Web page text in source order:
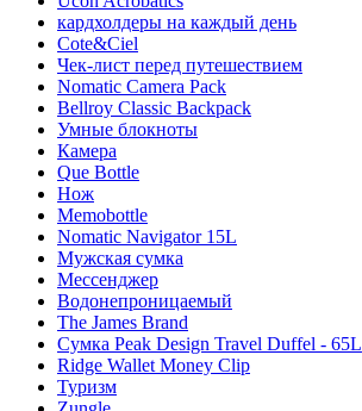
кардхолдеры на каждый день
Cote&Ciel
Чек-лист перед путешествием
Nomatic Camera Pack
Bellroy Classic Backpack
Умные блокноты
Камера
Que Bottle
Нож
Memobottle
Nomatic Navigator 15L
Мужская сумка
Мессенджер
Водонепроницаемый
The James Brand
Сумка Peak Design Travel Duffel - 65L
Ridge Wallet Money Clip
Туризм